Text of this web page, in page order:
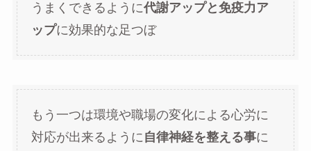
うまくできるように代謝アップと免疫力ア
ップに効果的な足つぼ
もう一つは環境や職場の変化による心労に
対応が出来るように 自律神経を整える事に